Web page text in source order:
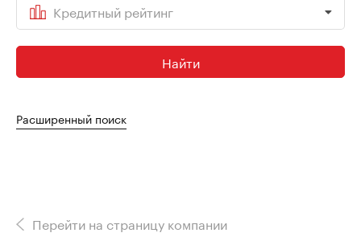
Кредитный рейтинг
Найти
Расширенный поиск
Перейти на страницу компании